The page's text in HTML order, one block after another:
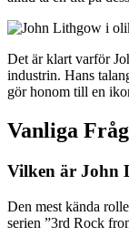
Det är klart varför
industrin. Hans
gör honom till en
Vanliga
Vilken är John
Den mest kända
serien ”3rd Rock